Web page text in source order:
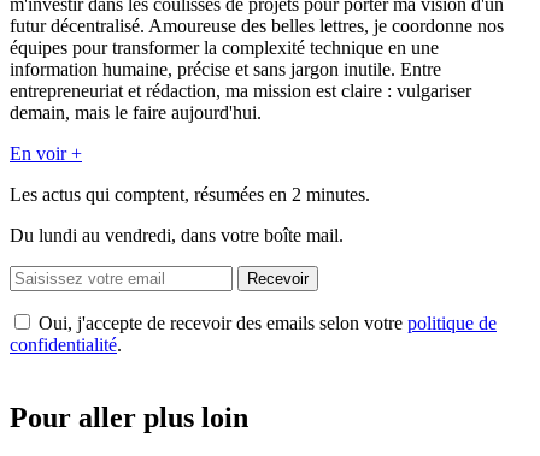
m'investir dans les coulisses de projets pour porter ma vision d'un
futur décentralisé. Amoureuse des belles lettres, je coordonne nos
équipes pour transformer la complexité technique en une
information humaine, précise et sans jargon inutile. Entre
entrepreneuriat et rédaction, ma mission est claire : vulgariser
demain, mais le faire aujourd'hui.
En voir +
Les actus qui comptent, résumées en 2 minutes.
Du lundi au vendredi, dans votre boîte mail.
Recevoir
Oui, j'accepte de recevoir des emails selon votre politique de
confidentialité.
Pour aller plus loin